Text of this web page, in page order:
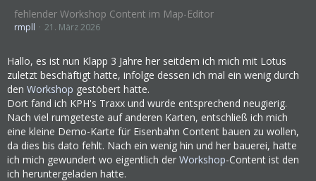
fehlender Workshop Content im Map-Editor
rmpll 21. März 2026
Hallo, es ist nun Klapp 3 Jahre her seitdem ich mich mit Lotus
zuletzt beschäftigt hatte, infolge dessen ich mal ein wenig durch
den Workshop gestöbert hatte.
Dort fand ich KPH's Traxx und wurde entsprechend neugierig.
Nach viel rumgeteste auf anderen Karten, entschließ ich mich
eine kleine Demo-Karte für Eisenbahn Content bauen zu wollen,
da dies bis dato fehlt. Nach ein wenig hin und her bauerei, hatte
ich mich gewundert wo eigentlich der Workshop-Content ist den
ich heruntergeladen hatte.